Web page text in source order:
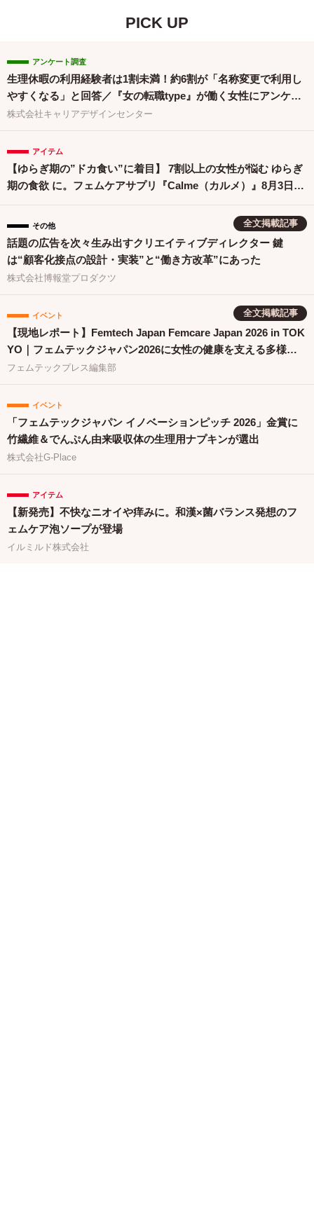
PICK UP
アンケート調査
生理休暇の利用経験者は1割未満！約6割が「名称変更で利用し
やすくなる」と回答／『女の転職type』が働く女性にアンケー
ト【第134回】
株式会社キャリアデザインセンター
アイテム
【ゆらぎ期の”ドカ食い”に着目】 7割以上の女性が悩む ゆらぎ
期の食欲 に。フェムケアサプリ『Calme（カルメ）』8月3日新
全文掲載記事
その他
話題の広告を次々生み出すクリエイティブディレクター 鍵
は“顧客化接点の設計・実装”と“働き方改革”にあった
株式会社博報堂プロダクツ
全文掲載記事
イベント
【現地レポート】Femtech Japan Femcare Japan 2026 in TOK
YO｜フェムテックジャパン2026に女性の健康を支える多様な
取り組みが集結
フェムテックプレス編集部
イベント
「フェムテックジャパン イノベーションピッチ 2026」金賞に
竹繊維＆でんぷん由来吸収体の生理用ナプキンが選出
株式会社G-Place
アイテム
【新発売】不快なニオイや痒みに。和漢×菌バランス発想のフ
ェムケア泡ソープが登場
イルミルド株式会社